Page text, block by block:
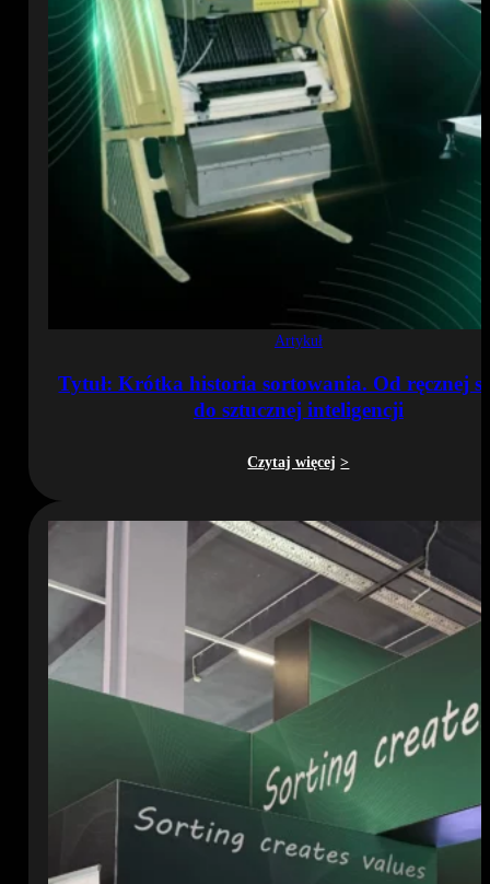
Artykuł
Tytuł: Krótka historia sortowania. Od ręcznej
do sztucznej inteligencji
Czytaj więcej